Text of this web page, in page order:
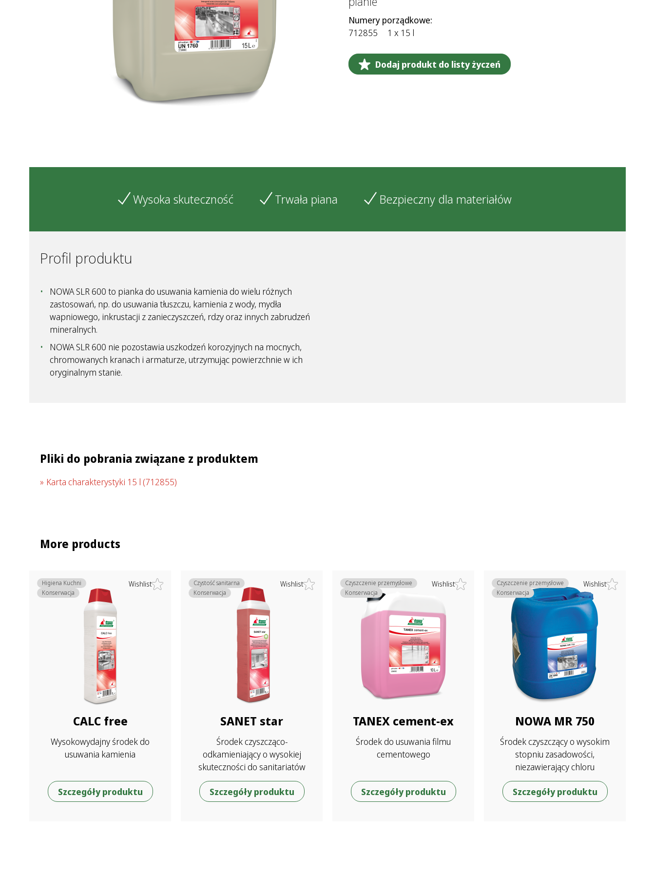
Numery porządkowe:
712855
1 x 15 l
Dodaj produkt do listy życzeń
Wysoka skuteczność Trwała piana Bezpieczny dla materiałów
Profil produktu
NOWA SLR 600 to pianka do usuwania kamienia do wielu różnych
zastosowań, np. do usuwania tłuszczu, kamienia z wody, mydła
wapniowego, inkrustacji z zanieczyszczeń, rdzy oraz innych zabrudzeń
mineralnych.
NOWA SLR 600 nie pozostawia uszkodzeń korozyjnych na mocnych,
chromowanych kranach i armaturze, utrzymując powierzchnie w ich
oryginalnym stanie.
Pliki do pobrania związane z produktem
Karta charakterystyki 15 l (712855)
More products
Wishlist
CALC free
Wysokowydajny środek do
usuwania kamienia
Higiena Kuchni
Konserwacja
Szczegóły produktu
Wishlist
SANET star
Środek czyszcząco-
odkamieniający o wysokiej
skuteczności do sanitariatów
Czystość sanitarna
Konserwacja
Szczegóły produktu
Wishlist
TANEX cement-ex
Środek do usuwania filmu
cementowego
Czyszczenie przemysłowe
Konserwacja
Szczegóły produktu
Wishlist
NOWA MR 750
Środek czyszczący o wysokim
stopniu zasadowości,
niezawierający chloru
Czyszczenie przemysłowe
Konserwacja
Szczegóły produktu